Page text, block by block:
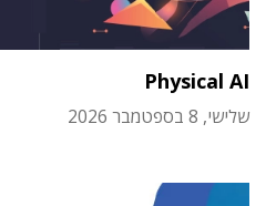
Physical AI
שלישי, 8 בספטמבר 2026